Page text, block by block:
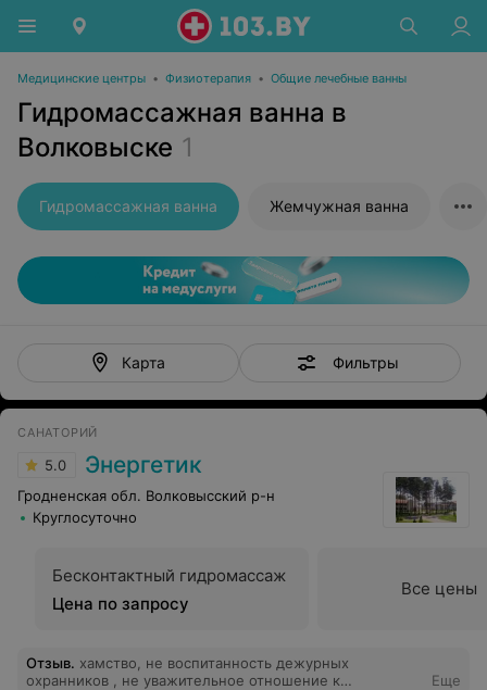
Медицинские центры • Физиотерапия • Общие лечебные ванны
Гидромассажная ванна в
Волковыске 1
Гидромассажная ванна Жемчужная ванна
Карта Фильтры
САНАТОРИЙ
5.0 Энергетик
Гродненская обл. Волковысский р-н
Круглосуточно
Бесконтактный гидромассаж
Цена по запросу
Все цены
Отзыв. хамство, не воспитанность дежурных
охранников , не уважительное отношение к
Еще